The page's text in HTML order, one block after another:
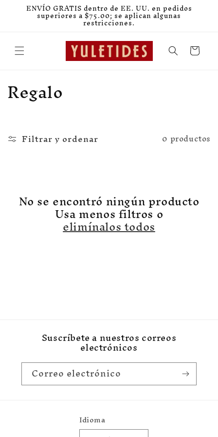
contenido
ENVÍO GRATIS dentro de EE. UU. en pedidos
superiores a $75.00; se aplican algunas
restricciones.
Carrito
C
o
l
e
Regalo
Filtrar y ordenar 0 productos
No se encontró ningún producto
Usa menos filtros o
elimínalos todos
Suscríbete a nuestros correos
electrónicos
Correo electrónico
Idioma